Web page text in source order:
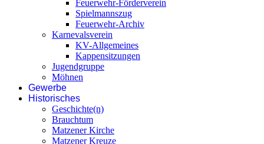
Feuerwehr-Förderverein
Spielmannszug
Feuerwehr-Archiv
Karnevalsverein
KV-Allgemeines
Kappensitzungen
Jugendgruppe
Möhnen
Gewerbe
Historisches
Geschichte(n)
Brauchtum
Matzener Kirche
Matzener Kreuze